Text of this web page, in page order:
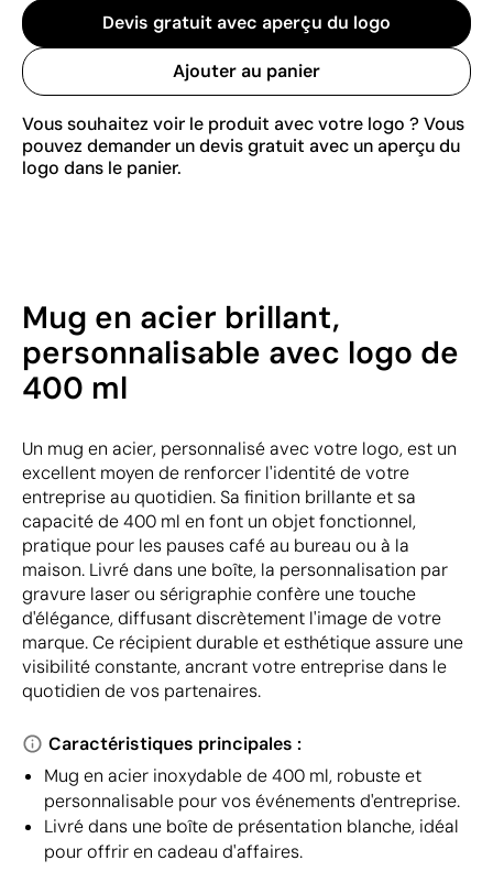
Devis gratuit avec aperçu du logo
Ajouter au panier
Vous souhaitez voir le produit avec votre logo ? Vous
pouvez demander un devis gratuit avec un aperçu du
logo dans le panier.
Mug en acier brillant,
personnalisable avec logo de
400 ml
Un mug en acier, personnalisé avec votre logo, est un
excellent moyen de renforcer l'identité de votre
entreprise au quotidien. Sa finition brillante et sa
capacité de 400 ml en font un objet fonctionnel,
pratique pour les pauses café au bureau ou à la
maison. Livré dans une boîte, la personnalisation par
gravure laser ou sérigraphie confère une touche
d'élégance, diffusant discrètement l'image de votre
marque. Ce récipient durable et esthétique assure une
visibilité constante, ancrant votre entreprise dans le
quotidien de vos partenaires.
Caractéristiques principales :
Mug en acier inoxydable de 400 ml, robuste et
personnalisable pour vos événements d'entreprise.
Livré dans une boîte de présentation blanche, idéal
pour offrir en cadeau d'affaires.